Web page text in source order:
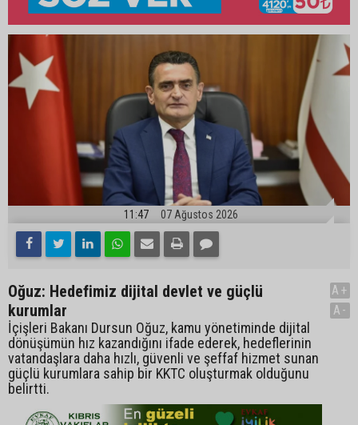
11:47 07 Ağustos 2026
Oğuz: Hedefimiz dijital devlet ve güçlü
kurumlar
İçişleri Bakanı Dursun Oğuz, kamu yönetiminde dijital
dönüşümün hız kazandığını ifade ederek, hedeflerinin
vatandaşlara daha hızlı, güvenli ve şeffaf hizmet sunan
güçlü kurumlara sahip bir KKTC oluşturmak olduğunu
belirtti.
A+
A-